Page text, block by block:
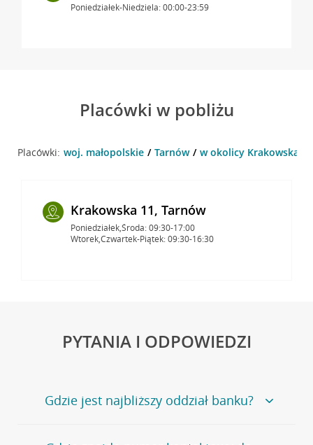
Poniedziałek-Niedziela: 00:00-23:59
Placówki w pobliżu
Placówki: woj. małopolskie Tarnów w okolicy Krakowska
Krakowska 11, Tarnów
Poniedziałek,Środa: 09:30-17:00
Wtorek,Czwartek-Piątek: 09:30-16:30
PYTANIA I ODPOWIEDZI
Gdzie jest najbliższy oddział banku?
Jeśli szukasz oddziału naszego banku, zapraszamy na